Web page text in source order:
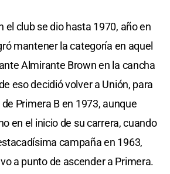
el club se dio hasta 1970, año en
mantener la categoría en aquel
Almirante Brown en la cancha
eso decidió volver a Unión, para
Primera B en 1973, aunque
en el inicio de su carrera, cuando
campaña en 1963,
a punto de ascender a Primera.